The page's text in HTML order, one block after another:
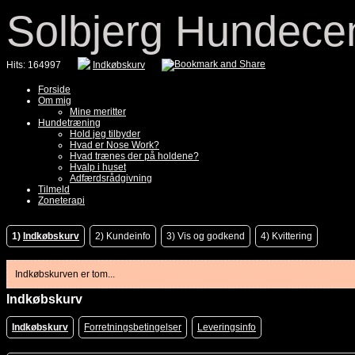
Solbjerg
Hits: 164997 Indkøbskurv
Forside
Om mig
Mine meritter
Hundetræning
Hold jeg tilbyder
Hvad er Nose Work?
Hvad trænes der på holdene?
Hvalp i huset
Adfærdsrådgivning
Tilmeld
Zoneterapi
1) Indkøbskurv 2) Kundeinfo 3) Vis og godkend 4) Kvittering
Indkøbskurven er tom...
Indkøbskurv
Indkøbskurv Forretningsbetingelser Leveringsinfo